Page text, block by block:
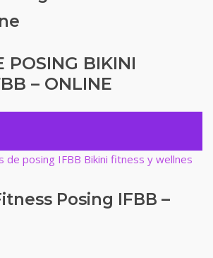
POSING BIKINI
– ONLINE
Posing IFBB –